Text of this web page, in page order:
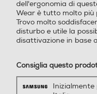
*Immagini simulate a scopo
smartphone Samsung Galaxy
Wear è tutto molto più
Trovo molto
disturbo e utile la
disattivazione in base
Inizialmente
Italia